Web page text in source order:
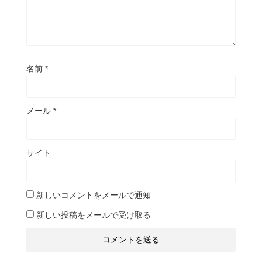
名前 *
メール *
サイト
新しいコメントをメールで通知
新しい投稿をメールで受け取る